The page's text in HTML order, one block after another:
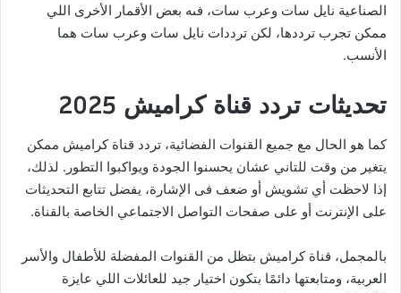
الصناعية نايل سات وعرب سات، فىه بعض الأقمار الأخرى اللي
ممكن تجرب ترددها، لكن ترددات نايل سات وعرب سات هما
الأنسب.
تحديثات تردد قناة كراميش 2025
كما هو الحال مع جميع القنوات الفضائية، تردد قناة كراميش ممكن
يتغير من وقت للتاني عشان يحسنوا الجودة ويواكبوا التطور. لذلك،
إذا لاحظت أي تشويش أو ضعف فى الإشارة، يفضل تتابع التحديثات
على الإنترنت أو على صفحات التواصل الاجتماعي الخاصة بالقناة.
بالمجمل، قناة كراميش بتظل من القنوات المفضلة للأطفال والأسر
العربية، ومتابعتها دائمًا بتكون اختيار جيد للعائلات اللي عايزة